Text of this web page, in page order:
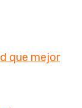
que mejor